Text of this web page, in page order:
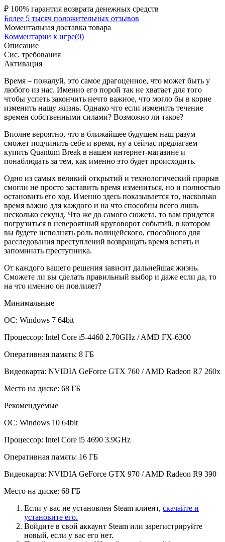
₽ 100% гарантия возврата денежных средств
Более 5 тысяч положительных отзывов
Моментальная доставка товара
Комментарии к игре(0)
Описание
Сис. требования
Активация
Время – пожалуй, это самое драгоценное, что может быть у
любого из нас. Именно его порой так не хватает для того
чтобы успеть закончить нечто важное, что могло бы в корне
изменить нашу жизнь. Однако что если изменить течение
времен собственными силами? Возможно ли такое?
Вполне вероятно, что в ближайшее будущем наш разум
сможет подчинить себе и время, ну а сейчас предлагаем
купить Quantum Break в нашем интернет-магазине и
понаблюдать за тем, как именно это будет происходить.
Одно из самых великий открытий и технологический прорыв
смогли не просто заставить время измениться, но и полностью
остановить его ход. Именно здесь показывается то, насколько
время важно для каждого и на что способны всего лишь
несколько секунд. Что же до самого сюжета, то вам придется
погрузиться в невероятный круговорот событий, в котором
вы будете исполнять роль полицейского, способного для
расследования преступлений возвращать время вспять и
запоминать преступника.
От каждого вашего решения зависит дальнейшая жизнь.
Сможете ли вы сделать правильный выбор и даже если да, то
на что именно он повлияет?
Минимальные
ОС: Windows 7 64bit
Процессор: Intel Core i5-4460 2.70GHz / AMD FX-6300
Оперативная память: 8 ГБ
Видеокарта: NVIDIA GeForce GTX 760 / AMD Radeon R7 260x
Место на диске: 68 ГБ
Рекомендуемые
ОС: Windows 10 64bit
Процессор: Intel Core i5 4690 3.9GHz
Оперативная память: 16 ГБ
Видеокарта: NVIDIA GeForce GTX 970 / AMD Radeon R9 390
Место на диске: 68 ГБ
Если у вас не установлен Steam клиент, скачайте и
установите его.
Войдите в свой аккаунт Steam или зарегистрируйте
новый, если у вас его нет.